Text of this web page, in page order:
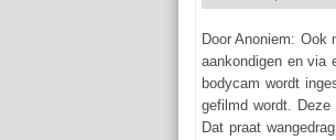
Door Anoniem:
aankondigen en via
bodycam wordt
gefilmd wordt.
Dat praat